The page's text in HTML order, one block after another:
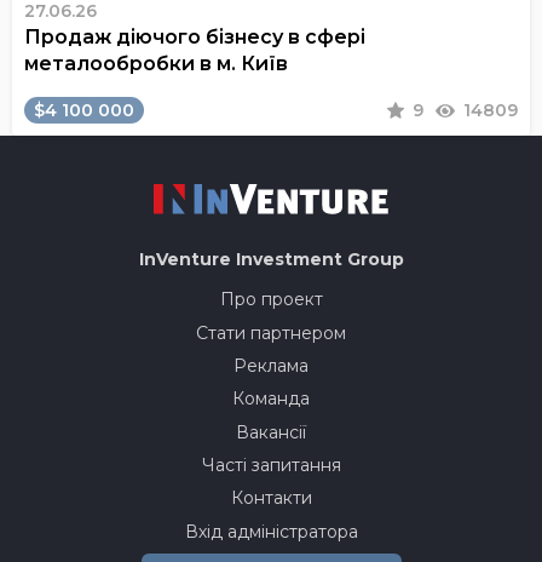
27.06.26
Продаж діючого бізнесу в сфері
металообробки в м. Київ
$4 100 000 9 14809
InVenture Investment Group
Про проект
Стати партнером
Реклама
Команда
Вакансії
Часті запитання
Контакти
Вхід адміністратора